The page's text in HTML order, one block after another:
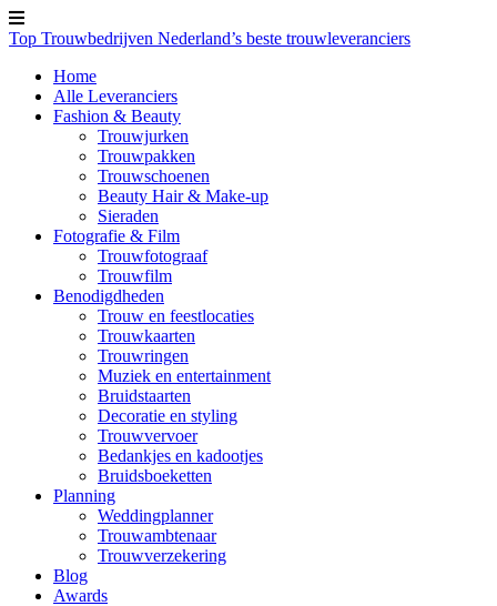
Top Trouwbedrijven Nederland’s beste trouwleveranciers
Home
Alle Leveranciers
Fashion & Beauty
Trouwjurken
Trouwpakken
Trouwschoenen
Beauty Hair & Make-up
Sieraden
Fotografie & Film
Trouwfotograaf
Trouwfilm
Benodigdheden
Trouw en feestlocaties
Trouwkaarten
Trouwringen
Muziek en entertainment
Bruidstaarten
Decoratie en styling
Trouwvervoer
Bedankjes en kadootjes
Bruidsboeketten
Planning
Weddingplanner
Trouwambtenaar
Trouwverzekering
Blog
Awards